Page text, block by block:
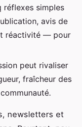
réflexes simples
avis de
réactivité — pour
peut rivaliser
fraîcheur des
newsletters et